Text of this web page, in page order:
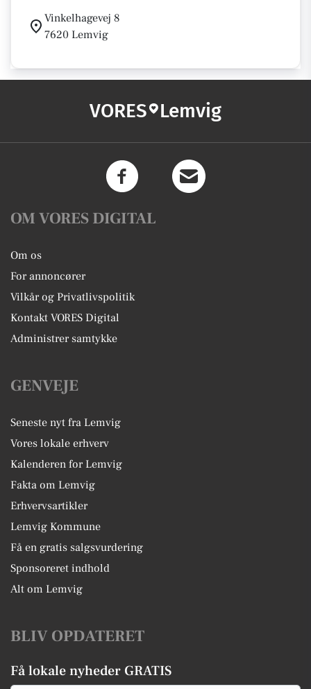
Vinkelhagevej 8
7620 Lemvig
VORES Lemvig
OM VORES DIGITAL
Om os
For annoncører
Vilkår og Privatlivspolitik
Kontakt VORES Digital
Administrer samtykke
GENVEJE
Seneste nyt fra Lemvig
Vores lokale erhverv
Kalenderen for Lemvig
Fakta om Lemvig
Erhvervsartikler
Lemvig Kommune
Få en gratis salgsvurdering
Sponsoreret indhold
Alt om Lemvig
BLIV OPDATERET
Få lokale nyheder GRATIS